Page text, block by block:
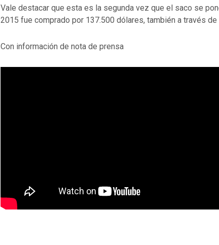
Vale destacar que esta es la segunda vez que el saco se
2015 fue comprado por 137.500 dólares, también a través de
Con información de nota de prensa